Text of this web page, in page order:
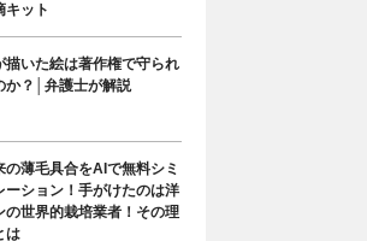
キット
描いた絵は著作権で守られ
か？│弁護士が解説
の薄毛具合をAIで無料シミ
ーション！手がけたのは洋
の世界的栽培業者！その理
は